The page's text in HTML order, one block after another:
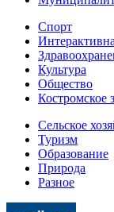
Спорт
Культура
Общество
Костромское
Сельское
Туризм
Образование
Природа
Разное